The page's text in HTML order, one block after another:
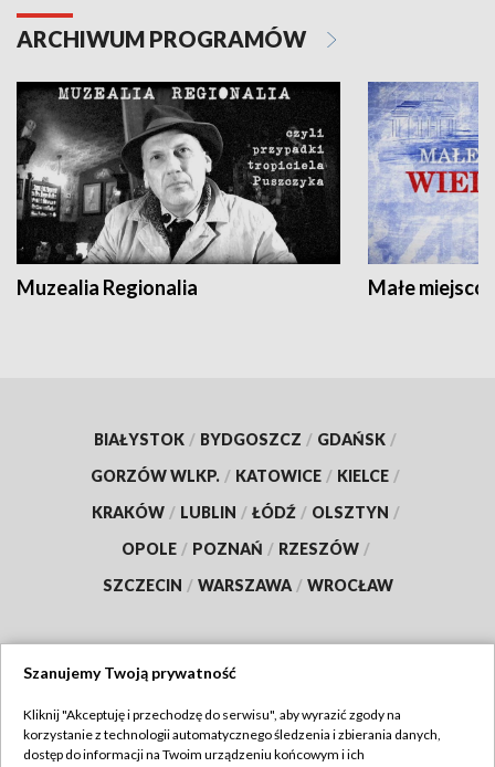
ARCHIWUM PROGRAMÓW
Muzealia Regionalia Małe
BIAŁYSTOK / BYDGOSZCZ / GDAŃSK /
GORZÓW WLKP. / KATOWICE / KIELCE /
KRAKÓW / LUBLIN / ŁÓDŹ / OLSZTYN /
OPOLE / POZNAŃ / RZESZÓW /
SZCZECIN / WARSZAWA / WROCŁAW
TVP
Szanujemy Twoją prywatność
Kliknij "Akceptuję i przechodzę do serwisu", aby wyrazić zgody na
korzystanie z technologii automatycznego śledzenia i zbierania danych,
dostęp do informacji na Twoim urządzeniu końcowym i ich